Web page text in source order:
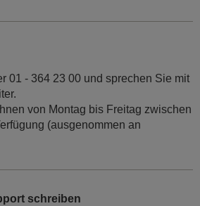
01 - 364 23 00 und sprechen Sie mit
von Montag bis Freitag zwischen
(ausgenommen an
schreiben